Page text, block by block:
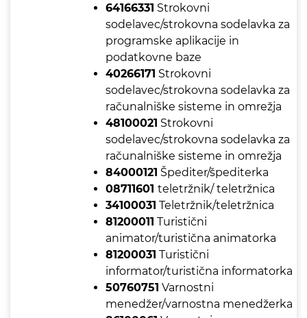
64166331 Strokovni
sodelavec/strokovna sodelavka za
programske aplikacije in
podatkovne baze
40266171 Strokovni
sodelavec/strokovna sodelavka za
računalniške sisteme in omrežja
48100021 Strokovni
sodelavec/strokovna sodelavka za
računalniške sisteme in omrežja
84000121 Špediter/špediterka
08711601 teletržnik/ teletržnica
34100031 Teletržnik/teletržnica
81200011 Turistični
animator/turistična animatorka
81200031 Turistični
informator/turistična informatorka
50760751 Varnostni
menedžer/varnostna menedžerka